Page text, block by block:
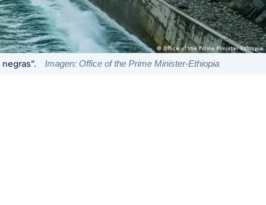
Imagen: Office of the Prime Minister-Ethiopia